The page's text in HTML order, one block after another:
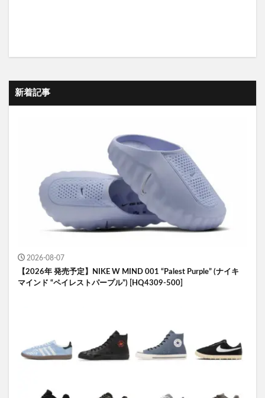
新着記事
2026-08-07
【2026年 発売予定】NIKE W MIND 001 “Palest Purple” (ナイキ
マインド “ペイレストパープル”) [HQ4309-500]